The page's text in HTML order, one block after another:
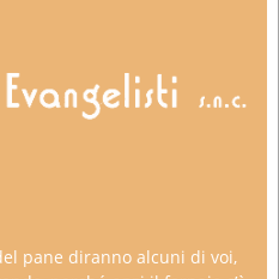
pane diranno alcuni di voi,